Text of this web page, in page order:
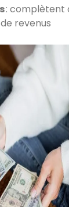
: complètent
revenus